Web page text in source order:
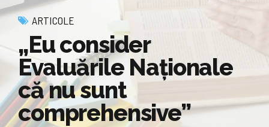
ARTICOLE
„Eu consider
Evaluările Naţionale
că nu sunt
comprehensive”